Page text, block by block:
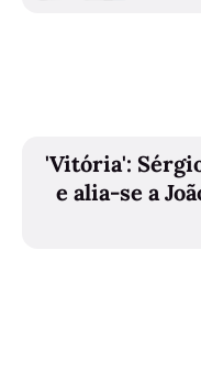
'Vitória':
e alia-se a